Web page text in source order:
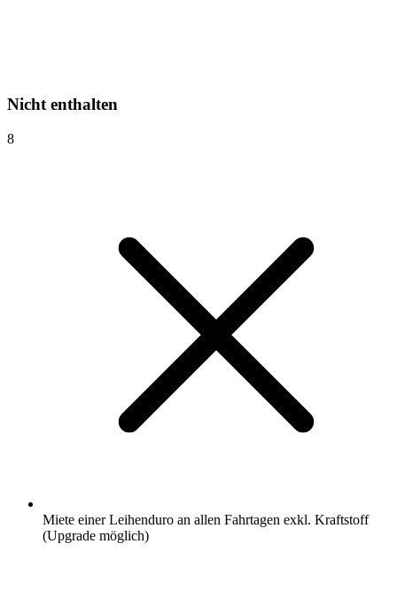
Nicht enthalten
8
Miete einer Leihenduro an allen Fahrtagen exkl. Kraftstoff
(Upgrade möglich)